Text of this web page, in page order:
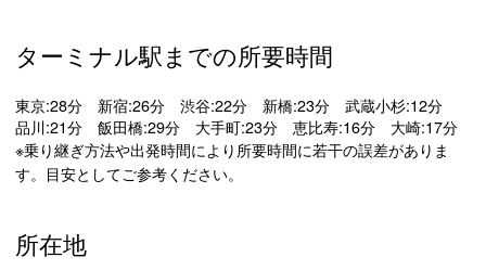
ターミナル駅までの所要時間
東京:28分 新宿:26分 渋谷:22分 新橋:23分 武蔵小杉:12分
品川:21分 飯田橋:29分 大手町:23分 恵比寿:16分 大崎:17分
※乗り継ぎ方法や出発時間により所要時間に若干の誤差がありま
す。目安としてご参考ください。
所在地